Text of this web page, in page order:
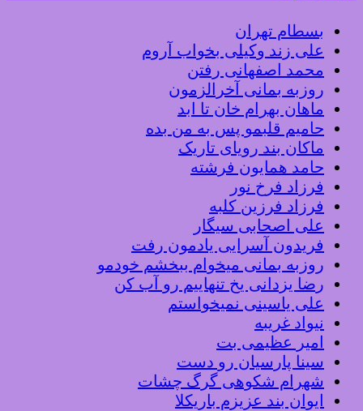
بسطام تهران
علی زند وکیلی بخواب آروم
محمد اصفهانی رفتن
روزبه بمانی آخرالزمون
ماهان بهرام خان تا ابد
حامیم قلبمو پس به من بده
ماکان بند رویای تاریک
حامد همایون فرشته
فرزاد فرخ نور
فرزاد فرزین کلبه
علی اصحابی سیگار
فریدون آسرایی یادمون رفت
روزبه بمانی میخوام ببخشم خودمو
رضا یزدانی یخ تنهاییم رو آب کن
علی یاسینی نمیخواستم
نیواد غریبه
امیر عظیمی بت
سینا پارسیان رو دست
شهرام شکوهی گرگ چشات
ایوان بند عزیزم باریکلا